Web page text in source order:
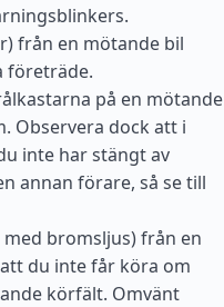
från en mötande bil
företräde.
på en mötande
Observera dock att i
inte har stängt av
annan förare, så se till
bromsljus) från en
du inte får köra om
körfält. Omvänt